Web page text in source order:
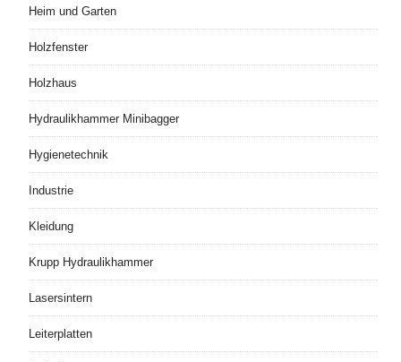
Heim und Garten
Holzfenster
Holzhaus
Hydraulikhammer Minibagger
Hygienetechnik
Industrie
Kleidung
Krupp Hydraulikhammer
Lasersintern
Leiterplatten